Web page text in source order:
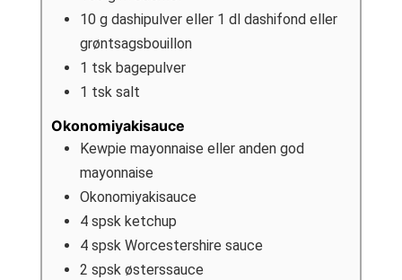
10 g dashipulver eller 1 dl dashifond eller
grøntsagsbouillon
1 tsk bagepulver
1 tsk salt
Okonomiyakisauce
Kewpie mayonnaise eller anden god
mayonnaise
Okonomiyakisauce
4 spsk ketchup
4 spsk Worcestershire sauce
2 spsk østerssauce